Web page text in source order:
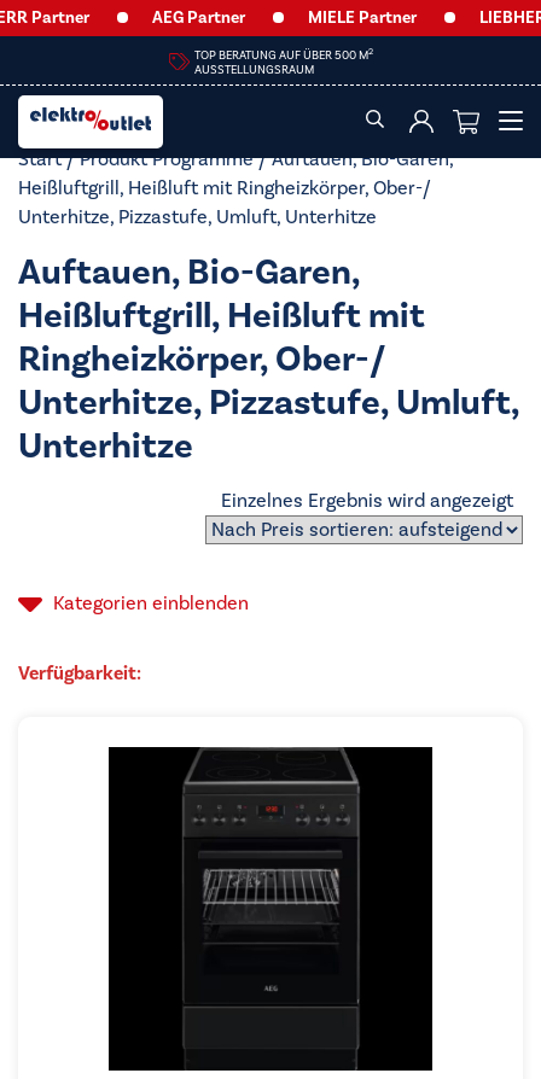
Partner AEG Partner MIELE Partner
TOP BERATUNG AUF ÜBER 500 M2
AUSSTELLUNGSRAUM
Start/ Produkt Programme / Auftauen, Bio-Garen,
Heißluftgrill, Heißluft mit Ringheizkörper, Ober-/​
Unterhitze, Pizzastufe, Umluft, Unterhitze
Auftauen, Bio-Garen,
Heißluftgrill, Heißluft mit
Ringheizkörper, Ober-/​
Unterhitze, Pizzastufe, Umluft,
Unterhitze
Einzelnes Ergebnis wird angezeigt
Kategorien einblenden
Verfügbarkeit: